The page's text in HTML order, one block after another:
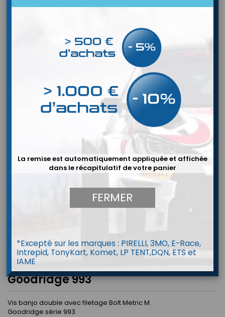
Vis Banjo Double Bolt METRIC -
Goodridge 993
Vis banjo double avec filetage Bolt Metric M.
Goodridge série 993
La remise est automatiquement appliquée et affichée
dans le récapitulatif de votre panier
FERMER
*Excepté sur les marques : PIRELLI, 3MO, E-Race,
Intrepid, TonyKart, Komet, LP TENT,DQN, ETS et
IAME